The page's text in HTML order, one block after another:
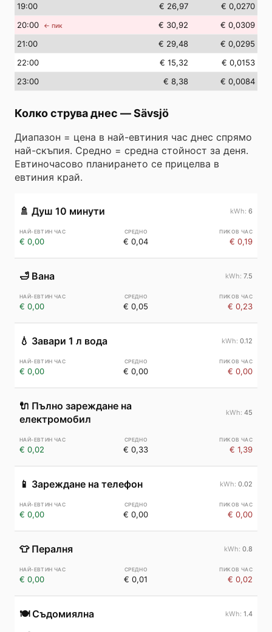
19:00 € 26,97
€ 0,0270
20:00 ← пик € 30,92
€ 0,0309
21:00 € 29,48
€ 0,0295
22:00 € 15,32
€ 0,0153
23:00 € 8,38 € 0,0084
Колко струва днес —Sävsjö
Диапазон = цена в най-евтиния час днес спрямо
най-скъпия. Средно = средна стойност за деня.
Евтиночасово планирането се прицелва в
евтиния край.
🚿 Душ 10 минути 6
€ 0,00 € 0,04 € 0,19
🛁 Вана 7.5
€ 0,00 € 0,05 € 0,23
💧 Завари 1 л вода 0.12
€ 0,00 € 0,00 € 0,00
🔌 Пълно зареждане на
електромобил
45
€ 0,02 € 0,33 € 1,39
📱 Зареждане на телефон 0.02
€ 0,00 € 0,00 € 0,00
👕 Пералня 0.8
€ 0,00 € 0,01 € 0,02
🍽️ Съдомиялна 1.4